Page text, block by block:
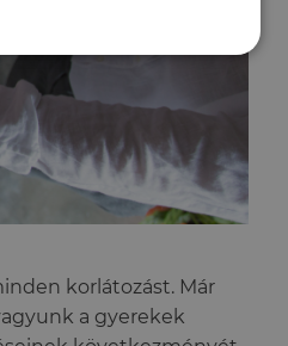
korlátozást. Már
a gyerekek